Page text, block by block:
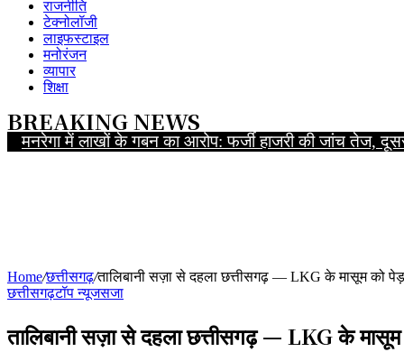
राजनीति
टेक्नोलॉजी
लाइफस्टाइल
मनोरंजन
व्यापार
शिक्षा
BREAKING NEWS
मनरेगा में लाखों के गबन का आरोप: फर्जी हाजरी की जांच तेज,
Home/छत्तीसगढ़/तालिबानी सज़ा से दहला छत्तीसगढ़ — LKG के मासूम को
छत्तीसगढ़टॉप न्यूजसजा
तालिबानी सज़ा से दहला छत्तीसगढ़ — LKG के